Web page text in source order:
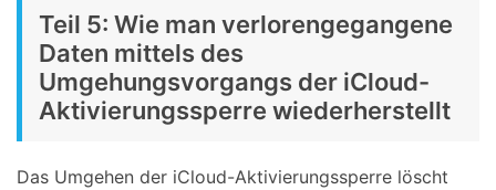
Teil 5: Wie man verlorengegangene
Daten mittels des
Umgehungsvorgangs der iCloud-
Aktivierungssperre wiederherstellt
Das Umgehen der iCloud-Aktivierungssperre löscht